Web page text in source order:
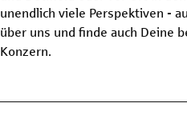
unendlich viele Perspektiven -
über uns und finde auch Deine
Konzern.